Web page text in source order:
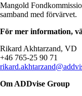
Mangold
samband med förvärvet.
För mer information,
Rikard Akhtarzand, VD
+46 765-25 90 71
Om ADDvise Group